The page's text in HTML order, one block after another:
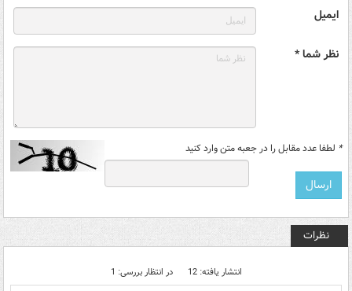
ایمیل
نظر شما *
* لطفا عدد مقابل را در جعبه متن وارد کنید
نظرات
انتشار یافته: 12 در انتظار بررسی: 1